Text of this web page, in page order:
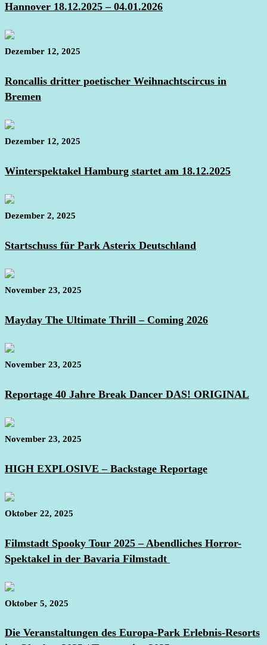
Hannover 18.12.2025 – 04.01.2026
Dezember 12, 2025
Roncallis dritter poetischer Weihnachtscircus in
Bremen
Dezember 12, 2025
Winterspektakel Hamburg startet am 18.12.2025
Dezember 2, 2025
Startschuss für Park Asterix Deutschland
November 23, 2025
Mayday The Ultimate Thrill – Coming 2026
November 23, 2025
Reportage 40 Jahre Break Dancer DAS! ORIGINAL
November 23, 2025
HIGH EXPLOSIVE – Backstage Reportage
Oktober 22, 2025
Filmstadt Spooky Tour 2025 – Abendliches Horror-
Spektakel in der Bavaria Filmstadt
Oktober 5, 2025
Die Veranstaltungen des Europa-Park Erlebnis-Resorts